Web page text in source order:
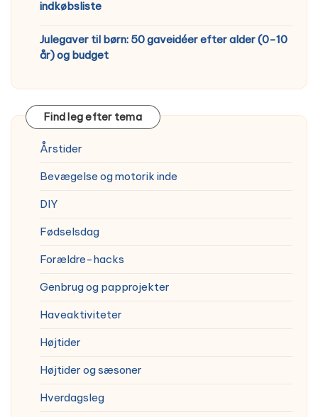
indkøbsliste
Julegaver til børn: 50 gaveidéer efter alder (0-10
år) og budget
Find leg efter tema
Årstider
Bevægelse og motorik inde
DIY
Fødselsdag
Forældre-hacks
Genbrug og papprojekter
Haveaktiviteter
Højtider
Højtider og sæsoner
Hverdagsleg